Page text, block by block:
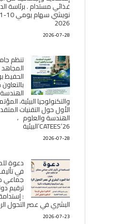
غذائي مستدام . برئاسة
2026
2026-07-28
تنظم
الحفيظ
الھندسة
والتكنولوجيا البیئیة،
الأول حول التقنيات
الھندسة والعلوم ،
CATEES’26’البیئية
2026-07-28
دعوة
في
جماعي
ترقيم
:
البشري في عصر التحول
2026-07-23